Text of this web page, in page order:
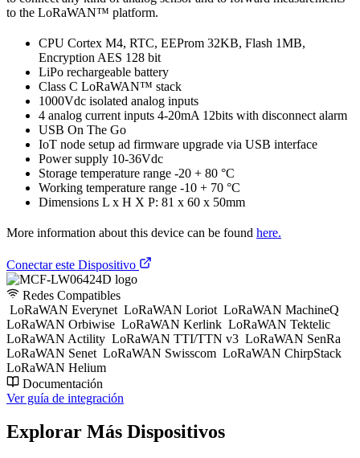
to the LoRaWAN™ platform.
CPU Cortex M4, RTC, EEProm 32KB, Flash 1MB,
Encryption AES 128 bit
LiPo rechargeable battery
Class C LoRaWAN™ stack
1000Vdc isolated analog inputs
4 analog current inputs 4-20mA 12bits with disconnect alarm
USB On The Go
IoT node setup ad firmware upgrade via USB interface
Power supply 10-36Vdc
Storage temperature range -20 + 80 °C
Working temperature range -10 + 70 °C
Dimensions L x H X P: 81 x 60 x 50mm
More information about this device can be found here.
Conectar este Dispositivo
Redes Compatibles
LoRaWAN Everynet LoRaWAN Loriot LoRaWAN MachineQ
LoRaWAN Orbiwise LoRaWAN Kerlink LoRaWAN Tektelic
LoRaWAN Actility LoRaWAN TTI/TTN v3 LoRaWAN SenRa
LoRaWAN Senet LoRaWAN Swisscom LoRaWAN ChirpStack
LoRaWAN Helium
Documentación
Ver guía de integración
Explorar Más Dispositivos